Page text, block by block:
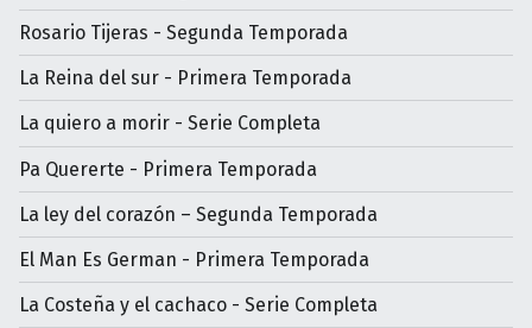
Rosario Tijeras - Segunda Temporada
La Reina del sur - Primera Temporada
La quiero a morir - Serie Completa
Pa Quererte - Primera Temporada
La ley del corazón – Segunda Temporada
El Man Es German - Primera Temporada
La Costeña y el cachaco - Serie Completa